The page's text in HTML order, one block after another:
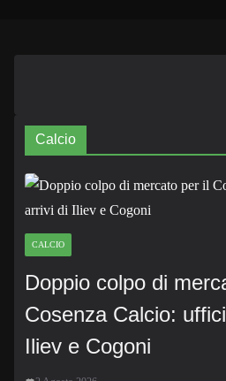
Calcio
CALCIO
Doppio colpo di
Cosenza Calcio:
Iliev e Cogoni